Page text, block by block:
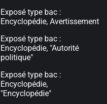
Exposé type bac :
Encyclopédie, Avertissement
Exposé type bac :
Encyclopédie, "Autorité
politique"
Exposé type bac :
Encyclopédie,
"Encyclopédie"